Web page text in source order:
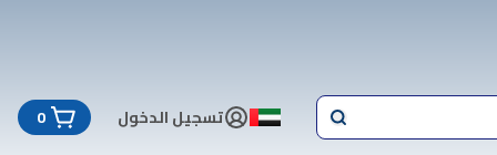
تسجيل الدخول 0